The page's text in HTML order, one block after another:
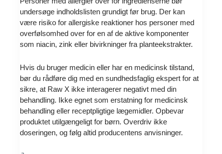
undersøge indholdslisten grundigt før brug. Der kan
være risiko for allergiske reaktioner hos personer med
overfølsomhed over for en af de aktive komponenter
som niacin, zink eller bivirkninger fra planteekstrakter.
Hvis du bruger medicin eller har en medicinsk tilstand,
bør du rådføre dig med en sundhedsfaglig ekspert for at
sikre, at Raw X ikke interagerer negativt med din
behandling. Ikke egnet som erstatning for medicinsk
behandling eller receptpligtige lægemidler. Opbevar
produktet utilgængeligt for børn. Overdriv ikke
doseringen, og følg altid producentens anvisninger.